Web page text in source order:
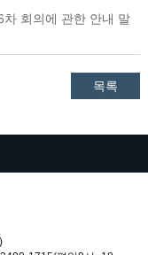
회의에 관한 안내 말
목록